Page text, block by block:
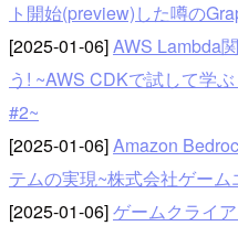
ト開始(preview)した噂の
[2025-01-06]AWS Lambda
う! ~AWS CDKで試して学
#2~
[2025-01-06]Amazon
テムの実現~株式会社ゲー
[2025-01-06]ゲームクライ